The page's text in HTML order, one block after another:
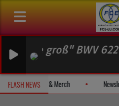
BWV 622 -LIVE-
FLASH NEWS
surprise! Fan Releases &